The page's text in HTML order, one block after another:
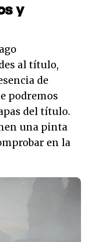
y
al título,
de
podremos
del título.
una pinta
en la